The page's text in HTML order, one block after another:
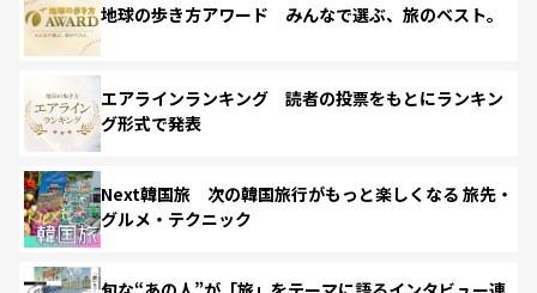
地球の歩き方アワード みんなで選ぶ、旅のベスト。
エアラインランキング 読者の投票をもとにランキン
グ形式で発表
Next韓国旅 次の韓国旅行がもっと楽しくなる 旅先・
グルメ・テクニック